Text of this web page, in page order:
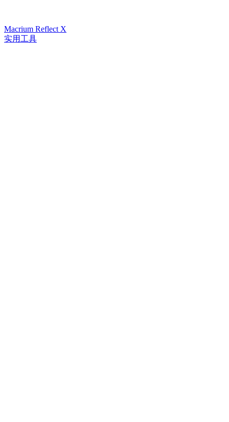
Macrium Reflect X
实用工具